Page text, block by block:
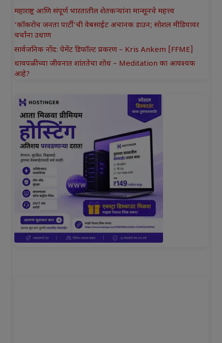
महाराष्ट्र आणि संपूर्ण भारतातील शेतकऱ्यांना मान्सूनचे महत्त्व
‘कॉकरोच जनता पार्टी’ची वेबसाईट अचानक डाउन; सोशल मीडियावर
चर्चांना उधाण
सार्वजनिक नोंद: पेमेंट डिफॉल्ट प्रकरण – Kris Ankem [FFME]
धावपळीच्या जीवनात शांततेचा शोध – Meditation का आवश्यक
आहे?